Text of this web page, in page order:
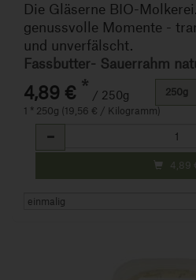
Die Gläserne BIO-
genussvolle Momente -
und unverfälscht.
Fassbutter- Sauerrahm
4,89 € * / 250g
1 * 250g (19,56 € / Kilogramm)
250g
Anzahl
4,89